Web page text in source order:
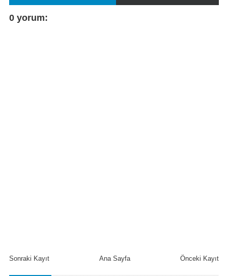
FACEBOOK ILE
0 yorum:
Sonraki Kayıt Önceki Kayıt
Ana Sayfa